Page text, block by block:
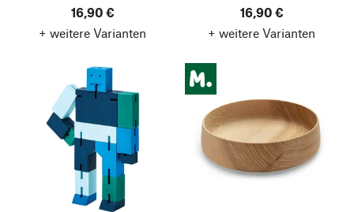
16,90 €
+ weitere Varianten
16,90 €
+ weitere Varianten